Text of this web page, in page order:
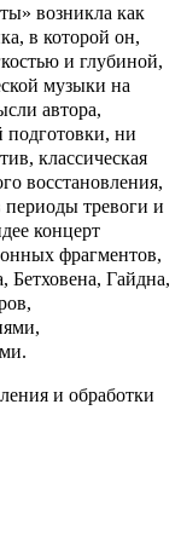
возникла как
в которой он,
и глубиной,
музыки на
автора,
подготовки, ни
классическая
восстановления,
тревоги и
концерт
фрагментов,
Гайдна,
и обработки